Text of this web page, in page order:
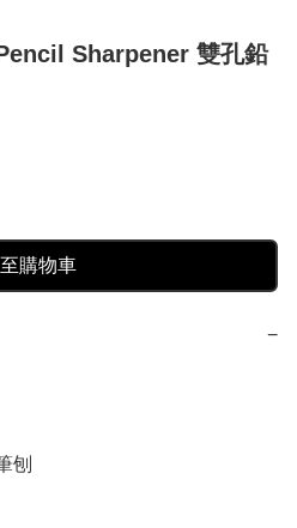
Sharpener 雙孔鉛
購物車
−
刨